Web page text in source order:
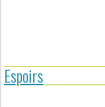
Espoirs